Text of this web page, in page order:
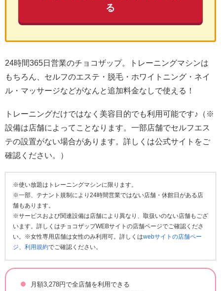
る
24時間365日営業のチョコザップ。トレーニングマシンは
もちろん、セルフのエステ・脱毛・ホワイトニング・ネイ
ル・マッサージなどがなんと追加料金なしで使える！
トレーニングだけではなく美容目的でも利用可能です♪（※
設備は店舗によってことなります。一部店舗でセルフエス
テの設置がない場合があります。詳しくは公式サイトをご
確認ください。）
※使い放題はトレーニングマシンに限ります。
※一部、テナント規制により24時間営業ではない店舗・休館日がある店
舗もあります。
※サービスおよび関連設備は店舗により異なり、取扱いのない店舗もござ
います。詳しくはチョコザップWEBサイトの店舗ページでご確認くださ
い。※女性専用店舗は女性のみ利用可。詳しくはwebサイトの店舗ペー
ジ、 利用規約でご確認ください。
月額3,278円で全店舗を利用できる